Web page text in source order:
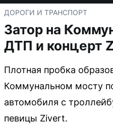
ДОРОГИ И ТРАНСПОРТ
Затор на
ДТП и концерт
Плотная пробка
Коммунальном мосту
автомобиля с
певицы Zivert.